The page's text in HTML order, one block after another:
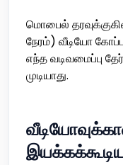
மொபைல்
நேரம்) வீடியோ
எந்த வடிவமைப்பு
முடியாது.